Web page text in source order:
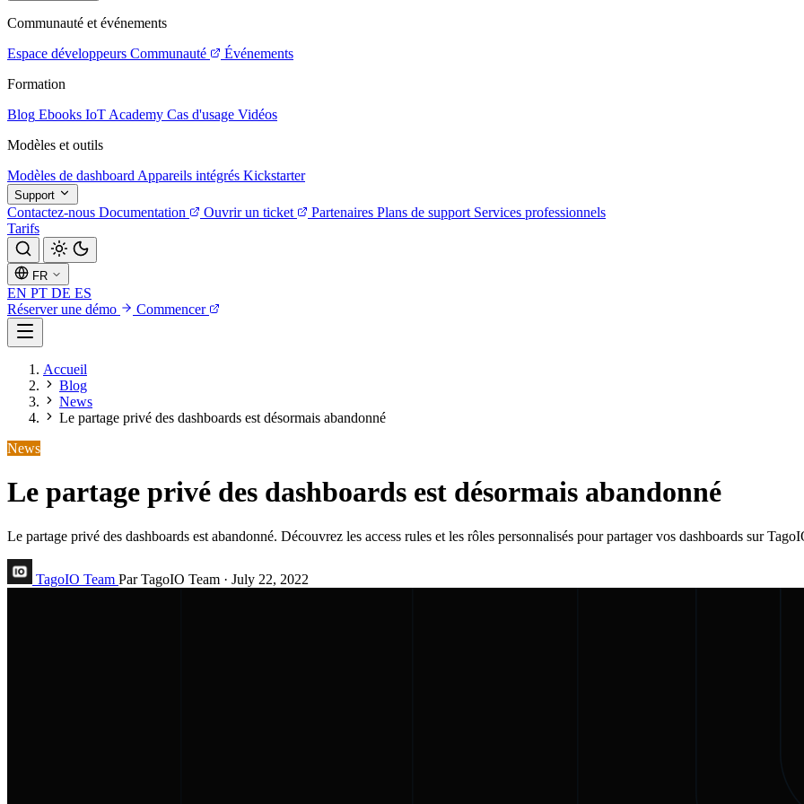
Communauté et événements
Espace développeurs Communauté
Événements
Formation
Blog Ebooks IoT Academy Cas d'usage Vidéos
Modèles et outils
Modèles de dashboard Appareils intégrés Kickstarter
Support
Contactez-nous Documentation Ouvrir un ticket Partenaires Plans de support Services professionnels
Tarifs
FR
EN PT DE ES
Réserver une démo
Commencer
Accueil
Blog
News
Le partage privé des dashboards est désormais abandonné
News
Le partage privé des dashboards est désormais abandonné
Le partage privé des dashboards est abandonné. Découvrez les access rules et les rôles personnalisés pour partager vos dashboards sur
TagoIO Team Par TagoIO Team · July 22, 2022